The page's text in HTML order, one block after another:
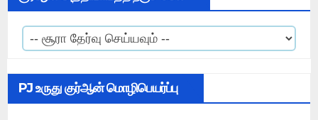
PJ உருது குர்ஆன் மொழிபெயர்ப்பு